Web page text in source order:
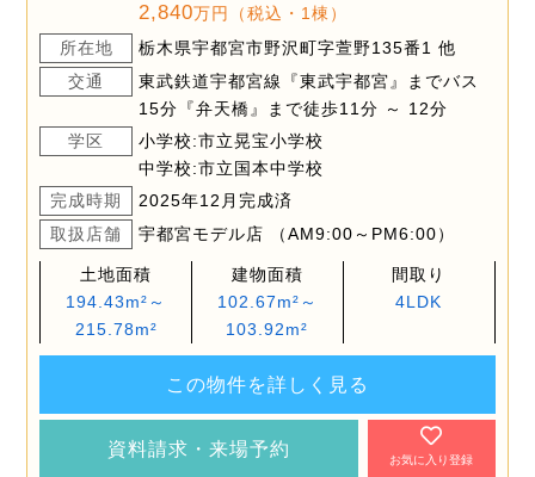
2,840万円（税込・1棟）
所在地
栃木県宇都宮市野沢町字萱野135番1 他
交通
東武鉄道宇都宮線『東武宇都宮』までバス
15分『弁天橋』まで徒歩11分 ～ 12分
学区
小学校:市立晃宝小学校
中学校:市立国本中学校
完成時期
2025年12月完成済
取扱店舗
宇都宮モデル店 （AM9:00～PM6:00）
土地面積
194.43m²～
215.78m²
建物面積
102.67m²～
103.92m²
間取り
4LDK
この物件を詳しく見る
資料請求・来場予約
お気に入り登録